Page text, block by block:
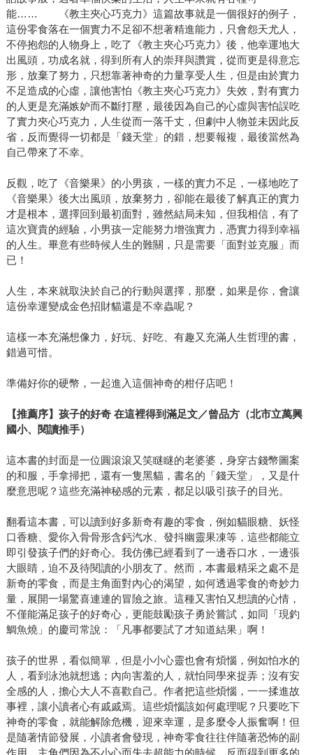
能…… 《教主夾心巧克力》這篇故事就是一個很好的例子，
這份零食落在一個實力不足卻不想著精進能力，只會怨天尤人，
不停抱怨的人物身上，吃了《教主夾心巧克力》後，他幸運地大
出風頭，功成名就，得到所有人的崇拜與讚賞，從而更是得意忘
形，放棄了努力，只想靠著神奇的力量享受人生，但是由於實力
不足造成的心虛，讓他害怕《教主夾心巧克力》失效，對有實力
的人更是充滿嫉妒而不斷打壓，最後因為自己的心虛與害怕誤吃
了實力夾心巧克力，人生從而一落千丈，但劇中人物並未因此反
省，反而覺得一切都是「錢天堂」的錯，想要報複，最後當然為
自己帶來了不幸。
反觀，吃了《音樂果》的小男孩，一樣的實力不足，一樣地吃了
《音樂果》後大出風頭，放棄努力，卻能在最後了解真正的實力
才是根本，選擇回到最初面對，雖然結局未知，但我相信，有了
這次寶貴的經驗，小男孩一定能努力增強實力，憑實力得到幸福
的人生。畢意有些時候人生的難關，只是需要「面對並克服」而
已！
人生，本來就取決於自己的行動與選擇，那麼，如果是你，會讓
這份幸運變成金色招財貓還是不幸蟲呢？
這樣一本充滿想像力，好玩、好吃、有趣又充滿人生哲理的書，
錯過可惜。
準備好你的硬幣，一起進入這個神奇的柑仔店吧！
【推薦序】孩子的好奇 在這裡得到滿足文／曾品方（北市立萬興
國小、閱讀推手）
這本書的封面是一位圓滾滾又笑瞇瞇的老婆婆，身穿古錢幣圖案
的和服，手拿掃把，還有一隻黑貓，書名的「錢天堂」，又是什
麼意思呢？這些充滿神秘感的元素，都足以吸引孩子的目光。
翻看這本書，可以讀到好多新奇有趣的零食，例如貓眼糖、妖怪
口香糖、愛你入骨骨形含鈣汽水、發抖幽靈果凍等，這些都能立
即引發孩子們的好奇心。我仿佛已經看到了一邊吞口水，一邊張
大眼睛，迫不及待閱讀的小朋友了。然而，本書最精采之處不是
新奇的零食，而是主角面對內心的渴望，如何透過零食的奇妙力
量，展開一場驚喜連連的冒險之旅。這種又害怕又想讀的心情，
不僅能滿足孩子的好奇心，更能鼓勵孩子勇於嘗試，如同「現釣
鯛魚燒」的慶司常說：「凡事都要試了才知道結果」啊！
孩子的世界，看似簡單，但是小小心靈也會有煩惱，例如怕水的
人，看到泳池就想逃；內向害羞的人，就怕同學來捉弄；沒有安
全感的人，擔心大人不喜歡自己。作者把這些煩惱，一一揉進故
事裡，讓小讀者心有戚戚焉。這些煩惱該如何處理呢？只要吃下
神奇的零食，就能解除危機，迎來幸運，是多麼令人振奮啊！但
是隨著情節發展，小讀者會發現，神奇零食往往伴隨著恐怖的副
作用，主角們因為不小心而失去超能力的時候，反而得到更多的